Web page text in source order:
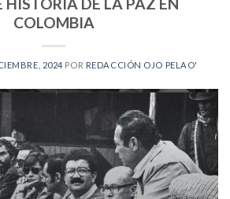
COLOMBIA
2024 POR REDACCIÓN OJO PELAO'